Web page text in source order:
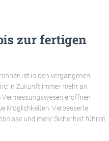
zur fertigen
ist in den vergangenen
in Zukunft immer mehr an
eröffnen
Möglichkeiten. Verbesserte
und mehr Sicherheit führen